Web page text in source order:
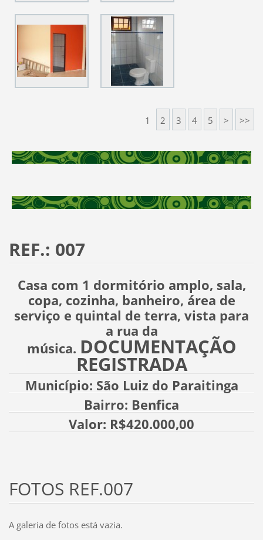
1 2 3 4 5 > >>
REF.: 007
Casa com 1 dormitório amplo, sala,
copa, cozinha, banheiro, área de
serviço e quintal de terra, vista para
a rua da
música. DOCUMENTAÇÃO
REGISTRADA
Município: São Luiz do Paraitinga
Bairro: Benfica
Valor: R$420.000,00
FOTOS REF.007
A galeria de fotos está vazia.